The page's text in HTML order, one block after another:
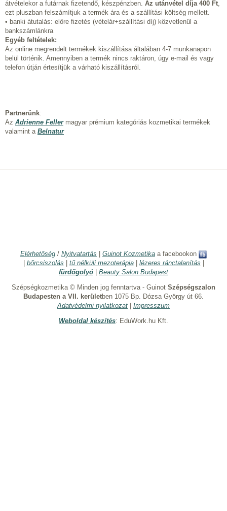
átvételekor a futárnak fizetendő, készpénzben. Az utánvétel díja 400 Ft,
ezt pluszban felszámítjuk a termék ára és a szállítási költség mellett.
• banki átutalás: előre fizetés (vételár+szállítási díj) közvetlenül a
bankszámlánkra
Egyéb feltételek:
Az online megrendelt termékek kiszállítása általában 4-7 munkanapon
belül történik. Amennyiben a termék nincs raktáron, úgy e-mail és vagy
telefon útján értesítjük a várható kiszállításról.
Partnerünk:
Az Adrienne Fellermagyar prémium kategóriás kozmetikai termékek
valamint a Belnatur
Elérhetőség / Nyitvatartás Guinot Kozmetika a facebookon
bőrcsiszolás tű nélküli mezoterápia| lézeres ránctalanítás
fürdőgolyó
Beauty Salon Budapest
Szépségkozmetika © Minden jog fenntartva - Guinot Szépségszalon
Budapesten a VII. kerületben 1075 Bp. Dózsa György út 66.
Adatvédelmi nyilatkozat
Impresszum
Weboldal készítés: EduWork.hu Kft.